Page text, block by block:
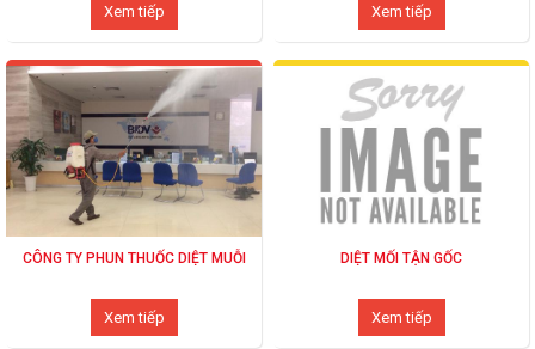
Xem tiếp Xem tiếp
CÔNG TY PHUN THUỐC DIỆT MUỖI
Xem tiếp
DIỆT MỐI TẬN GỐC
Xem tiếp